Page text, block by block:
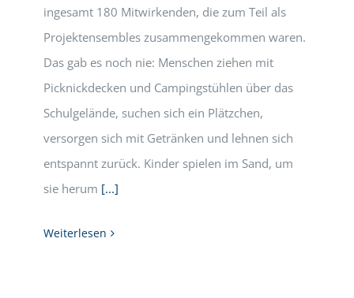
ingesamt 180 Mitwirkenden, die zum Teil als
Projektensembles zusammengekommen waren.
Das gab es noch nie: Menschen ziehen mit
Picknickdecken und Campingstühlen über das
Schulgelände, suchen sich ein Plätzchen,
versorgen sich mit Getränken und lehnen sich
entspannt zurück. Kinder spielen im Sand, um
sie herum [...]
Weiterlesen